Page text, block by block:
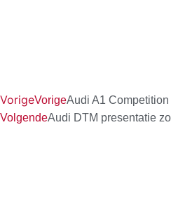
VorigeVorigeAudi A1 Competition
VolgendeAudi DTM presentatie